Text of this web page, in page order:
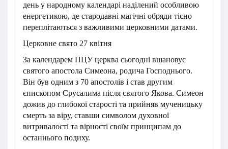
день у народному календарі наділений особливою
енергетикою, де стародавні магічні обряди тісно
переплітаються з важливими церковними датами.
Церковне свято 27 квітня
За календарем ПЦУ церква сьогодні вшановує
святого апостола Симеона, родича Господнього.
Він був одним з 70 апостолів і став другим
єпископом Єрусалима після святого Якова. Симеон
дожив до глибокої старості та прийняв мученицьку
смерть за віру, ставши символом духовної
витривалості та вірності своїм принципам до
останнього подиху.